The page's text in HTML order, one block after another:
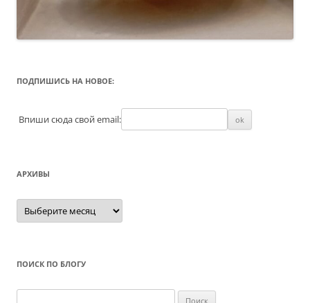
ПОДПИШИСЬ НА НОВОЕ:
Впиши сюда свой email:
АРХИВЫ
Архивы
ПОИСК ПО БЛОГУ